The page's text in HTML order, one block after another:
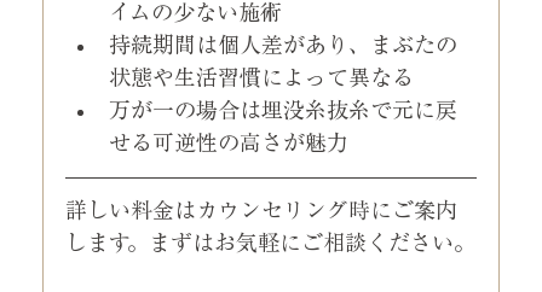
イムの少ない施術
持続期間は個人差があり、まぶたの
状態や生活習慣によって異なる
万が一の場合は埋没糸抜糸で元に戻
せる可逆性の高さが魅力
詳しい料金はカウンセリング時にご案内
します。まずはお気軽にご相談ください。